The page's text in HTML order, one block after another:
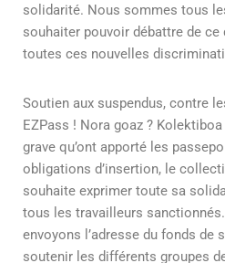
solidarité. Nous sommes tous
souhaiter pouvoir débattre de
toutes ces nouvelles
Soutien aux suspendus, contre
EZPass ! Nora goaz ?
grave qu’ont apporté les
obligations d’insertion, le
souhaite exprimer toute sa
tous les travailleurs
envoyons l’adresse du fonds de
soutenir les différents groupes